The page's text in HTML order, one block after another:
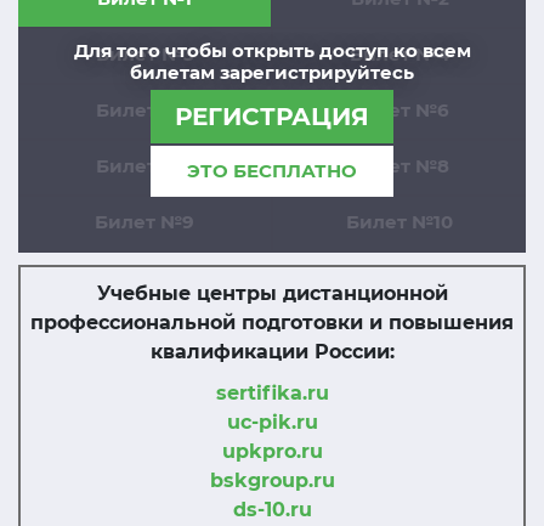
Для того чтобы открыть доступ ко всем
билетам зарегистрируйтесь
РЕГИСТРАЦИЯ
ЭТО БЕСПЛАТНО
Билет №3 Билет №4
Билет №5 Билет №6
Билет №7 Билет №8
Билет №9 Билет №10
Учебные центры дистанционной
профессиональной подготовки и повышения
квалификации России:
sertifika.ru
uc-pik.ru
upkpro.ru
bskgroup.ru
ds-10.ru